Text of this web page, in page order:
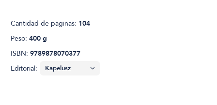
Cantidad de páginas: 104
Peso:400 g
ISBN:9789878070377
Editorial: